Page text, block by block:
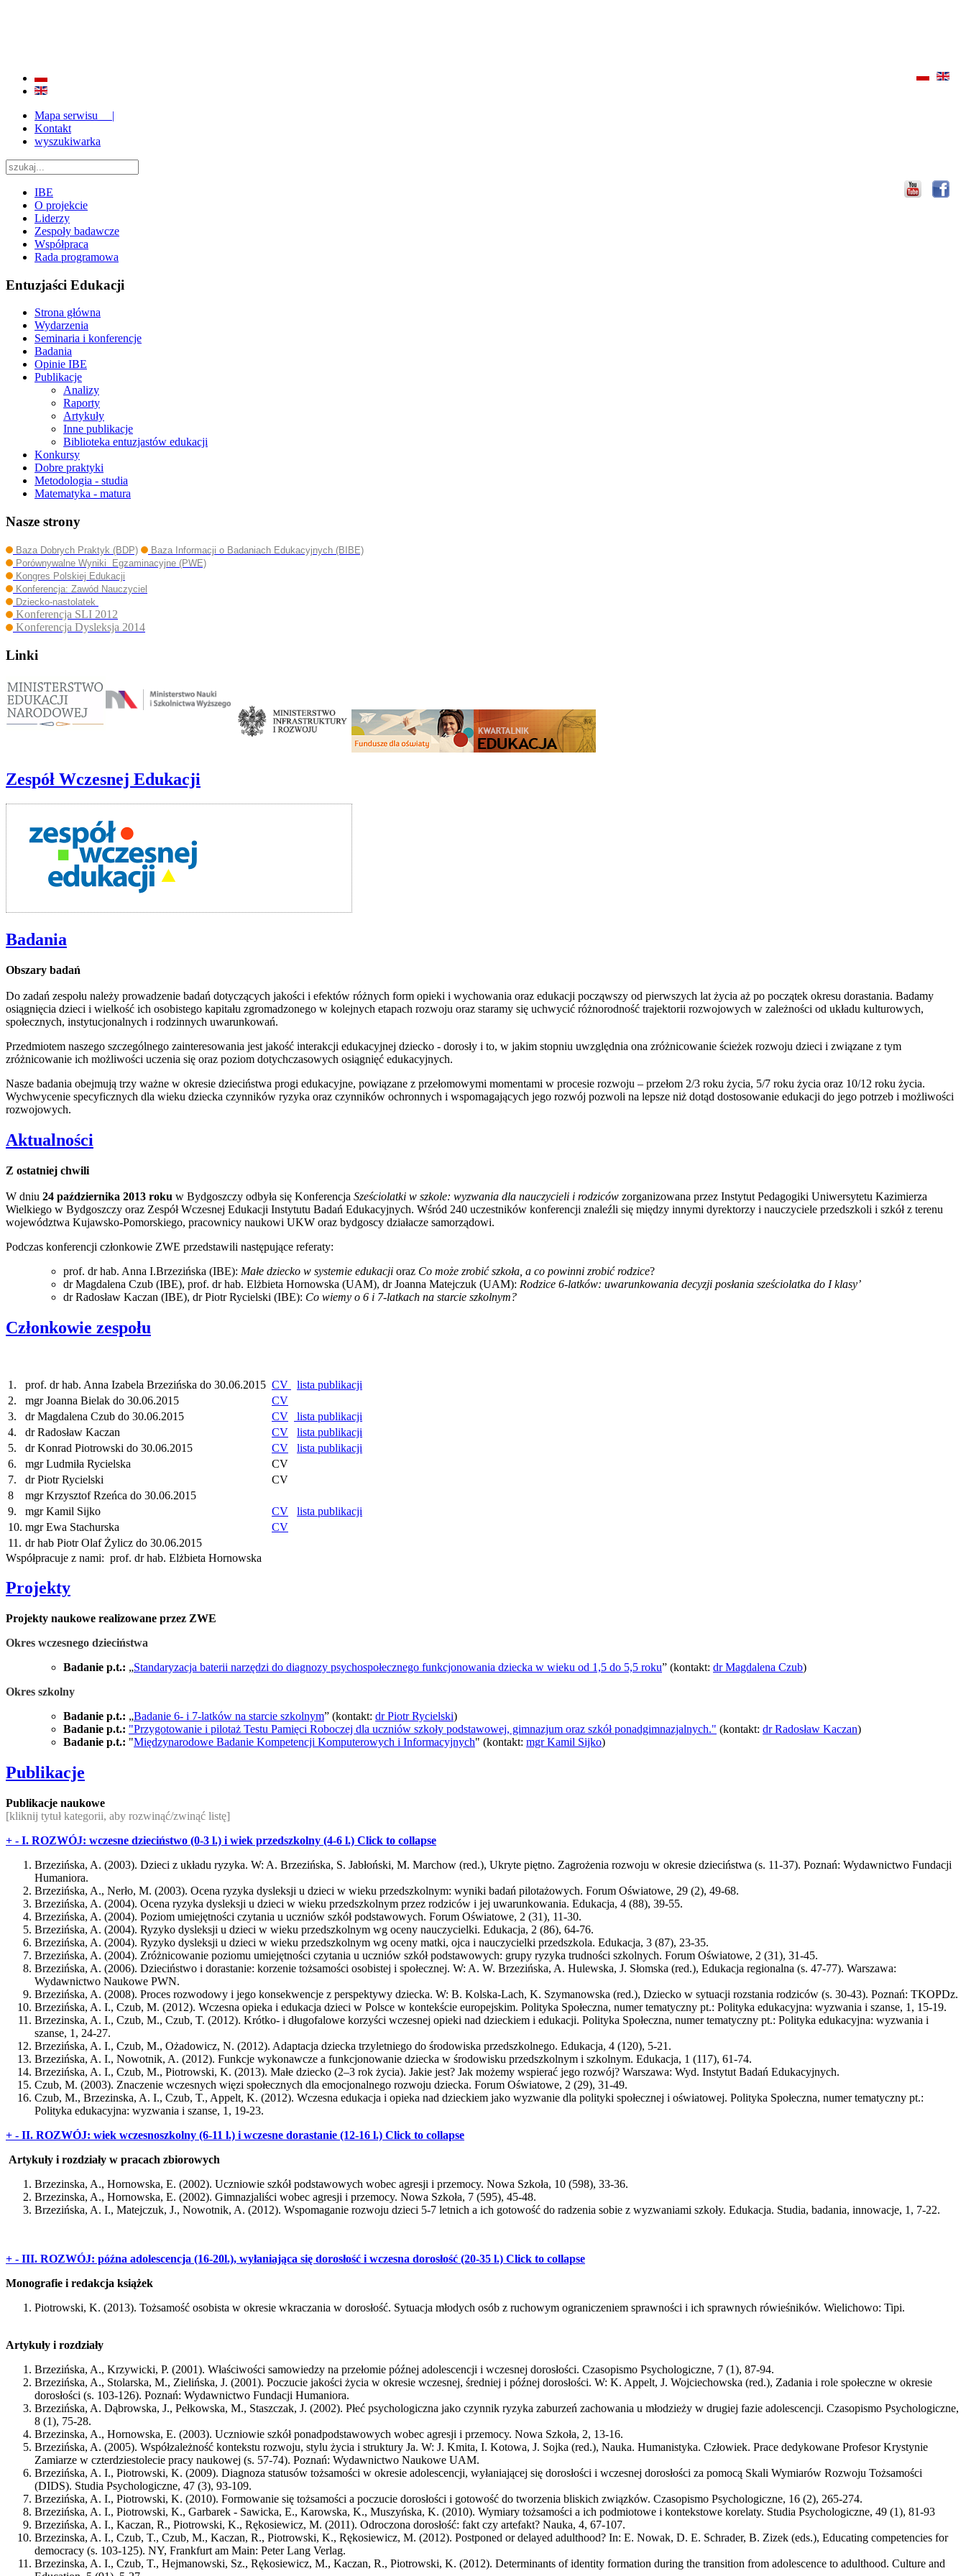
Mapa serwisu |
Kontakt
wyszukiwarka
IBE
O projekcie
Liderzy
Zespoły badawcze
Współpraca
Rada programowa
Entuzjaści Edukacji
Strona główna
Wydarzenia
Seminaria i konferencje
Badania
Opinie IBE
Publikacje
Analizy
Raporty
Artykuły
Inne publikacje
Biblioteka entuzjastów edukacji
Konkursy
Dobre praktyki
Metodologia - studia
Matematyka - matura
Nasze strony
Baza Dobrych Praktyk (BDP)
Baza Informacji o Badaniach Edukacyjnych (BIBE)
Porównywalne Wyniki Egzaminacyjne (PWE)
Kongres Polskiej Edukacji
Konferencja: Zawód Nauczyciel
Dziecko-nastolatek
Konferencja SLI 2012
Konferencja Dysleksja 2014
Linki
Zespół Wczesnej Edukacji
Badania
Obszary badań
Do zadań zespołu należy prowadzenie badań dotyczących jakości i efektów różnych form opieki i wychowania oraz edukacji począwszy od pierwszych lat życia aż po początek okresu dorastania. Badamy
osiągnięcia dzieci i wielkość ich osobistego kapitału zgromadzonego w kolejnych etapach rozwoju oraz staramy się uchwycić różnorodność trajektorii rozwojowych w zależności od układu kulturowych,
społecznych, instytucjonalnych i rodzinnych uwarunkowań.
Przedmiotem naszego szczególnego zainteresowania jest jakość interakcji edukacyjnej dziecko - dorosły i to, w jakim stopniu uwzględnia ona zróżnicowanie ścieżek rozwoju dzieci i związane z tym
zróżnicowanie ich możliwości uczenia się oraz poziom dotychczasowych osiągnięć edukacyjnych.
Nasze badania obejmują trzy ważne w okresie dzieciństwa progi edukacyjne, powiązane z przełomowymi momentami w procesie rozwoju – przełom 2/3 roku życia, 5/7 roku życia oraz 10/12 roku życia.
Wychwycenie specyficznych dla wieku dziecka czynników ryzyka oraz czynników ochronnych i wspomagających jego rozwój pozwoli na lepsze niż dotąd dostosowanie edukacji do jego potrzeb i możliwości
rozwojowych.
Aktualności
Z ostatniej chwili
W dniu 24 października 2013 roku w Bydgoszczy odbyła się Konferencja Sześciolatki w szkole: wyzwania dla nauczycieli i rodziców zorganizowana przez Instytut Pedagogiki Uniwersytetu Kazimierza
Wielkiego w Bydgoszczy oraz Zespół Wczesnej Edukacji Instytutu Badań Edukacyjnych. Wśród 240 uczestników konferencji znaleźli się między innymi dyrektorzy i nauczyciele przedszkoli i szkół z terenu
województwa Kujawsko-Pomorskiego, pracownicy naukowi UKW oraz bydgoscy działacze samorządowi.
Podczas konferencji członkowie ZWE przedstawili następujące referaty:
prof. dr hab. Anna I.Brzezińska (IBE): Małe dziecko w systemie edukacji oraz Co może zrobić szkoła, a co powinni zrobić rodzice?
dr Magdalena Czub (IBE), prof. dr hab. Elżbieta Hornowska (UAM), dr Joanna Matejczuk (UAM): Rodzice 6-latków: uwarunkowania decyzji posłania sześciolatka do I klasy’
dr Radosław Kaczan (IBE), dr Piotr Rycielski (IBE): Co wiemy o 6 i 7-latkach na starcie szkolnym?
Członkowie zespołu
1. prof. dr hab. Anna Izabela Brzezińska do 30.06.2015 CV
lista publikacji
2.
mgr Joanna Bielak do 30.06.2015
CV
3.
dr Magdalena Czub do 30.06.2015 CV
lista publikacji
4.
dr Radosław Kaczan CV
lista publikacji
5.
dr Konrad Piotrowski do 30.06.2015 CV
lista publikacji
6.
mgr Ludmiła Rycielska
CV
7.
dr Piotr Rycielski
CV
8
mgr Krzysztof Rzeńca do 30.06.2015
9.
mgr Kamil Sijko CV
lista publikacji
10. mgr Ewa Stachurska
CV
11. dr hab Piotr Olaf Żylicz do 30.06.2015
Współpracuje z nami: prof. dr hab. Elżbieta Hornowska
Projekty
Projekty naukowe realizowane przez ZWE
Okres wczesnego dzieciństwa
Badanie p.t.: „Standaryzacja baterii narzędzi do diagnozy psychospołecznego funkcjonowania dziecka w wieku od 1,5 do 5,5 roku” (kontakt: dr Magdalena Czub)
Okres szkolny
Badanie p.t.: „Badanie 6- i 7-latków na starcie szkolnym” (kontakt: dr Piotr Rycielski)
Badanie p.t.: "Przygotowanie i pilotaż Testu Pamięci Roboczej dla uczniów szkoły podstawowej, gimnazjum oraz szkół ponadgimnazjalnych." (kontakt: dr Radosław Kaczan)
Badanie p.t.: "Międzynarodowe Badanie Kompetencji Komputerowych i Informacyjnych" (kontakt: mgr Kamil Sijko)
Publikacje
Publikacje naukowe
[kliknij tytuł kategorii, aby rozwinąć/zwinąć listę]
+ - I. ROZWÓJ: wczesne dzieciństwo (0-3 l.) i wiek przedszkolny (4-6 l.) Click to collapse
Brzezińska, A. (2003). Dzieci z układu ryzyka. W: A. Brzezińska, S. Jabłoński, M. Marchow (red.), Ukryte piętno. Zagrożenia rozwoju w okresie dzieciństwa (s. 11-37). Poznań: Wydawnictwo Fundacji
Humaniora.
Brzezińska, A., Nerło, M. (2003). Ocena ryzyka dysleksji u dzieci w wieku przedszkolnym: wyniki badań pilotażowych. Forum Oświatowe, 29 (2), 49-68.
Brzezińska, A. (2004). Ocena ryzyka dysleksji u dzieci w wieku przedszkolnym przez rodziców i jej uwarunkowania. Edukacja, 4 (88), 39-55.
Brzezińska, A. (2004). Poziom umiejętności czytania u uczniów szkół podstawowych. Forum Oświatowe, 2 (31), 11-30.
Brzezińska, A. (2004). Ryzyko dysleksji u dzieci w wieku przedszkolnym wg oceny nauczycielki. Edukacja, 2 (86), 64-76.
Brzezińska, A. (2004). Ryzyko dysleksji u dzieci w wieku przedszkolnym wg oceny matki, ojca i nauczycielki przedszkola. Edukacja, 3 (87), 23-35.
Brzezińska, A. (2004). Zróżnicowanie poziomu umiejętności czytania u uczniów szkół podstawowych: grupy ryzyka trudności szkolnych. Forum Oświatowe, 2 (31), 31-45.
Brzezińska, A. (2006). Dzieciństwo i dorastanie: korzenie tożsamości osobistej i społecznej. W: A. W. Brzezińska, A. Hulewska, J. Słomska (red.), Edukacja regionalna (s. 47-77). Warszawa:
Wydawnictwo Naukowe PWN.
Brzezińska, A. (2008). Proces rozwodowy i jego konsekwencje z perspektywy dziecka. W: B. Kolska-Lach, K. Szymanowska (red.), Dziecko w sytuacji rozstania rodziców (s. 30-43). Poznań: TKOPDz.
Brzezińska, A. I., Czub, M. (2012). Wczesna opieka i edukacja dzieci w Polsce w kontekście europejskim. Polityka Społeczna, numer tematyczny pt.: Polityka edukacyjna: wyzwania i szanse, 1, 15-19.
Brzezinska, A. I., Czub, M., Czub, T. (2012). Krótko- i długofalowe korzyści wczesnej opieki nad dzieckiem i edukacji. Polityka Społeczna, numer tematyczny pt.: Polityka edukacyjna: wyzwania i
szanse, 1, 24-27.
Brzezińska, A. I., Czub, M., Ożadowicz, N. (2012). Adaptacja dziecka trzyletniego do środowiska przedszkolnego. Edukacja, 4 (120), 5-21.
Brzezińska, A. I., Nowotnik, A. (2012). Funkcje wykonawcze a funkcjonowanie dziecka w środowisku przedszkolnym i szkolnym. Edukacja, 1 (117), 61-74.
Brzezińska, A. I., Czub, M., Piotrowski, K. (2013). Małe dziecko (2–3 rok życia). Jakie jest? Jak możemy wspierać jego rozwój? Warszawa: Wyd. Instytut Badań Edukacyjnych.
Czub, M. (2003). Znaczenie wczesnych więzi społecznych dla emocjonalnego rozwoju dziecka. Forum Oświatowe, 2 (29), 31-49.
Czub, M., Brzezinska, A. I., Czub, T., Appelt, K. (2012). Wczesna edukacja i opieka nad dzieckiem jako wyzwanie dla polityki społecznej i oświatowej. Polityka Społeczna, numer tematyczny pt.:
Polityka edukacyjna: wyzwania i szanse, 1, 19-23.
+ - II. ROZWÓJ: wiek wczesnoszkolny (6-11 l.) i wczesne dorastanie (12-16 l.) Click to collapse
Artykuły i rozdziały w pracach zbiorowych
Brzezinska, A., Hornowska, E. (2002). Uczniowie szkół podstawowych wobec agresji i przemocy. Nowa Szkoła, 10 (598), 33-36.
Brzezinska, A., Hornowska, E. (2002). Gimnazjaliści wobec agresji i przemocy. Nowa Szkoła, 7 (595), 45-48.
Brzezińska, A. I., Matejczuk, J., Nowotnik, A. (2012). Wspomaganie rozwoju dzieci 5-7 letnich a ich gotowość do radzenia sobie z wyzwaniami szkoły. Edukacja. Studia, badania, innowacje, 1, 7-22.
+ - III. ROZWÓJ: późna adolescencja (16-20l.), wyłaniająca się dorosłość i wczesna dorosłość (20-35 l.) Click to collapse
Monografie i redakcja książek
Piotrowski, K. (2013). Tożsamość osobista w okresie wkraczania w dorosłość. Sytuacja młodych osób z ruchowym ograniczeniem sprawności i ich sprawnych rówieśników. Wielichowo: Tipi.
Artykuły i rozdziały
Brzezińska, A., Krzywicki, P. (2001). Właściwości samowiedzy na przełomie późnej adolescencji i wczesnej dorosłości. Czasopismo Psychologiczne, 7 (1), 87-94.
Brzezińska, A., Stolarska, M., Zielińska, J. (2001). Poczucie jakości życia w okresie wczesnej, średniej i późnej dorosłości. W: K. Appelt, J. Wojciechowska (red.), Zadania i role społeczne w okresie
dorosłości (s. 103-126). Poznań: Wydawnictwo Fundacji Humaniora.
Brzezińska, A. Dąbrowska, J., Pełkowska, M., Staszczak, J. (2002). Płeć psychologiczna jako czynnik ryzyka zaburzeń zachowania u młodzieży w drugiej fazie adolescencji. Czasopismo Psychologiczne,
8 (1), 75-28.
Brzezinska, A., Hornowska, E. (2003). Uczniowie szkół ponadpodstawowych wobec agresji i przemocy. Nowa Szkoła, 2, 13-16.
Brzezińska, A. (2005). Współzależność kontekstu rozwoju, stylu życia i struktury Ja. W: J. Kmita, I. Kotowa, J. Sojka (red.), Nauka. Humanistyka. Człowiek. Prace dedykowane Profesor Krystynie
Zamiarze w czterdziestolecie pracy naukowej (s. 57-74). Poznań: Wydawnictwo Naukowe UAM.
Brzezińska, A. I., Piotrowski, K. (2009). Diagnoza statusów tożsamości w okresie adolescencji, wyłaniającej się dorosłości i wczesnej dorosłości za pomocą Skali Wymiarów Rozwoju Tożsamości
(DIDS). Studia Psychologiczne, 47 (3), 93-109.
Brzezińska, A. I., Piotrowski, K. (2010). Formowanie się tożsamości a poczucie dorosłości i gotowość do tworzenia bliskich związków. Czasopismo Psychologiczne, 16 (2), 265-274.
Brzezińska, A. I., Piotrowski, K., Garbarek - Sawicka, E., Karowska, K., Muszyńska, K. (2010). Wymiary tożsamości a ich podmiotowe i kontekstowe korelaty. Studia Psychologiczne, 49 (1), 81-93
Brzezińska, A. I., Kaczan, R., Piotrowski, K., Rękosiewicz, M. (2011). Odroczona dorosłość: fakt czy artefakt? Nauka, 4, 67-107.
Brzezinska, A. I., Czub, T., Czub, M., Kaczan, R., Piotrowski, K., Rękosiewicz, M. (2012). Postponed or delayed adulthood? In: E. Nowak, D. E. Schrader, B. Zizek (eds.), Educating competencies for
democracy (s. 103-125). NY, Frankfurt am Main: Peter Lang Verlag.
Brzezinska, A. I., Czub, T., Hejmanowski, Sz., Rękosiewicz, M., Kaczan, R., Piotrowski, K. (2012). Determinants of identity formation during the transition from adolescence to adulthood. Culture and